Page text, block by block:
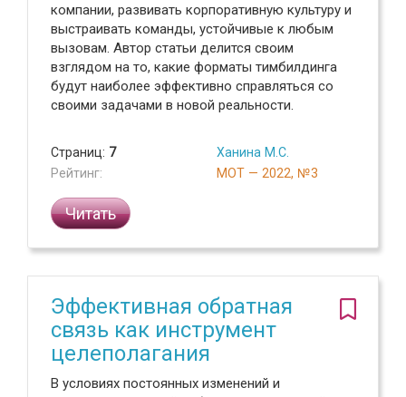
компании, развивать корпоративную культуру и
выстраивать команды, устойчивые к любым
вызовам. Автор статьи делится своим
взглядом на то, какие форматы тимбилдинга
будут наиболее эффективно справляться со
своими задачами в новой реальности.
Страниц: 7
Рейтинг:
Ханина М.С.
МОТ — 2022, №3
Читать
Эффективная обратная
связь как инструмент
целеполагания
В условиях постоянных изменений и